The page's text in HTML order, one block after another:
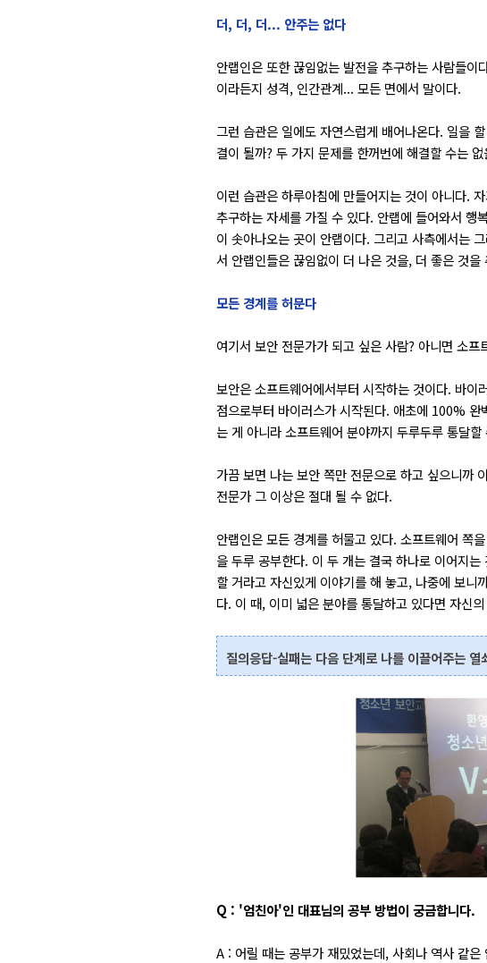
더, 더, 더... 안주는 없다
안랩인은 또한 끊임없는 발전을 추구하는 사람들
이라든지 성격, 인간관계... 모든 면에서 말이다.
그런 습관은 일에도 자연스럽게 배어나온다. 일을
결이 될까? 두 가지 문제를 한꺼번에 해결할 수는
이런 습관은 하루아침에 만들어지는 것이 아니다.
추구하는 자세를 가질 수 있다. 안랩에 들어와서 행
이 솟아나오는 곳이 안랩이다. 그리고 사측에서는
서 안랩인들은 끊임없이 더 나은 것을, 더 좋은 것을
모든 경계를 허문다
여기서 보안 전문가가 되고 싶은 사람? 아니면 소
보안은 소프트웨어에서부터 시작하는 것이다. 바
점으로부터 바이러스가 시작된다. 애초에 100%
는 게 아니라 소프트웨어 분야까지 두루두루 통달할
가끔 보면 나는 보안 쪽만 전문으로 하고 싶으니까
전문가 그 이상은 절대 될 수 없다.
안랩인은 모든 경계를 허물고 있다. 소프트웨어 쪽
을 두루 공부한다. 이 두 개는 결국 하나로 이어지
할 거라고 자신있게 이야기를 해 놓고, 나중에 보니
다. 이 때, 이미 넓은 분야를 통달하고 있다면 자신
질의응답-실패는 다음 단계로 나를 이끌어주는 열
Q : '엄친아'인 대표님의 공부 방법이 궁금합니다.
A : 어릴 때는 공부가 재밌었는데, 사회나 역사 같